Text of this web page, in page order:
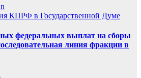
КПРФ в Государственной Думе
федеральных выплат на сборы
линия фракции в